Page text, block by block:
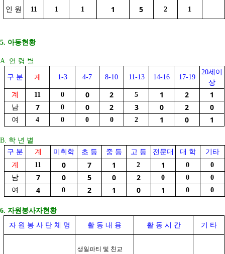
인 원 11 1 1 1 5 2 1
5. 아동현황
A. 연 령 별
구 분 계 1-3 4-7 8-10 11-13 14-16 17-19
20세이
상
계
11 0 0 2 5 1 2 1
남 7 0 0 2 3 0 2 0
여 4 0 0 0 2 1 0 1
B. 학 년 별
구 분
계 미취학 초 등 중 등 고 등 전문대 대 학
기타
계
11 0 7 1 2 1 0
0
남
7 0 5 0 2 0 0
0
여
4 0 2 1 0 1 0 0
6. 자원봉사자현황
자 원 봉 사 단 체 명
활 동 내 용 활 동 시 간 기 타
생일파티 및 친교